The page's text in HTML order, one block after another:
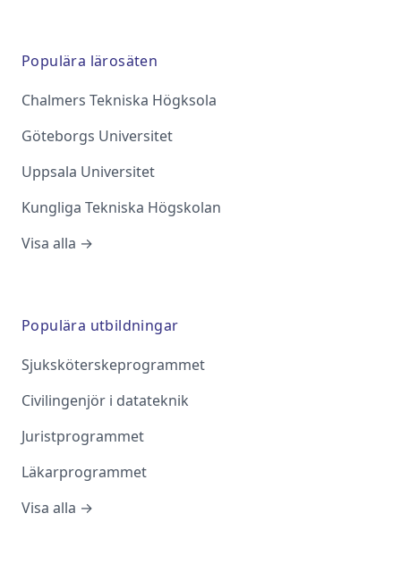
Populära lärosäten
Chalmers Tekniska Högksola
Göteborgs Universitet
Uppsala Universitet
Kungliga Tekniska Högskolan
Visa alla →
Populära utbildningar
Sjuksköterskeprogrammet
Civilingenjör i datateknik
Juristprogrammet
Läkarprogrammet
Visa alla →